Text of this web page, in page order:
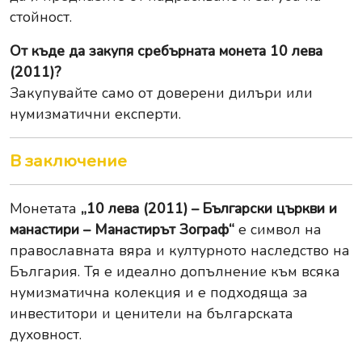
стойност.
От къде да закупя сребърната монета 10 лева
(2011)?
Закупувайте само от доверени дилъри или
нумизматични експерти.
В заключение
Монетата „10 лева (2011) – Български църкви и
манастири – Манастирът Зограф“ е символ на
православната вяра и културното наследство на
България. Тя е идеално допълнение към всяка
нумизматична колекция и е подходяща за
инвеститори и ценители на българската
духовност.